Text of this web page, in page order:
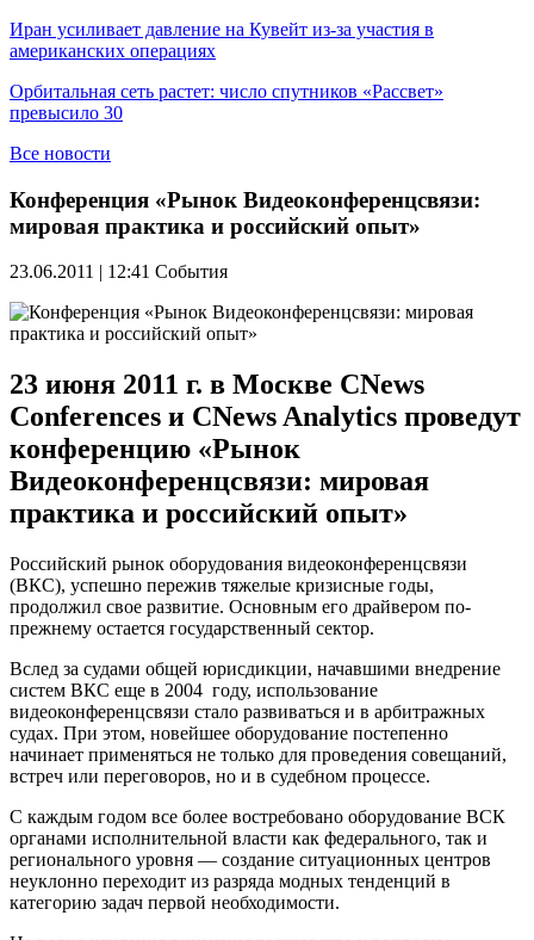
Иран усиливает давление на Кувейт из-за участия в
американских операциях
Орбитальная сеть растет: число спутников «Рассвет»
превысило 30
Все новости
Конференция «Рынок Видеоконференцсвязи:
мировая практика и российский опыт»
23.06.2011 | 12:41 События
23 июня 2011 г. в Москве CNews
Conferences и CNews Analytics проведут
конференцию «Рынок
Видеоконференцсвязи: мировая
практика и российский опыт»
Российский рынок оборудования видеоконференцсвязи
(ВКС), успешно пережив тяжелые кризисные годы,
продолжил свое развитие. Основным его драйвером по-
прежнему остается государственный сектор.
Вслед за судами общей юрисдикции, начавшими внедрение
систем ВКС еще в 2004 году, использование
видеоконференцсвязи стало развиваться и в арбитражных
судах. При этом, новейшее оборудование постепенно
начинает применяться не только для проведения совещаний,
встреч или переговоров, но и в судебном процессе.
С каждым годом все более востребовано оборудование ВСК
органами исполнительной власти как федерального, так и
регионального уровня — создание ситуационных центров
неуклонно переходит из разряда модных тенденций в
категорию задач первой необходимости.